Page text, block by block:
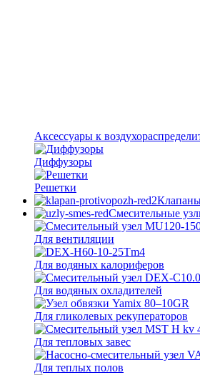
Аксессуары к
Диффузоры
Решетки
Смесительные
Для вентиляции
Для водяных калориферов
Для водяных охладителей
Для гликолевых рекуператоров
Для тепловых завес
Для теплых полов